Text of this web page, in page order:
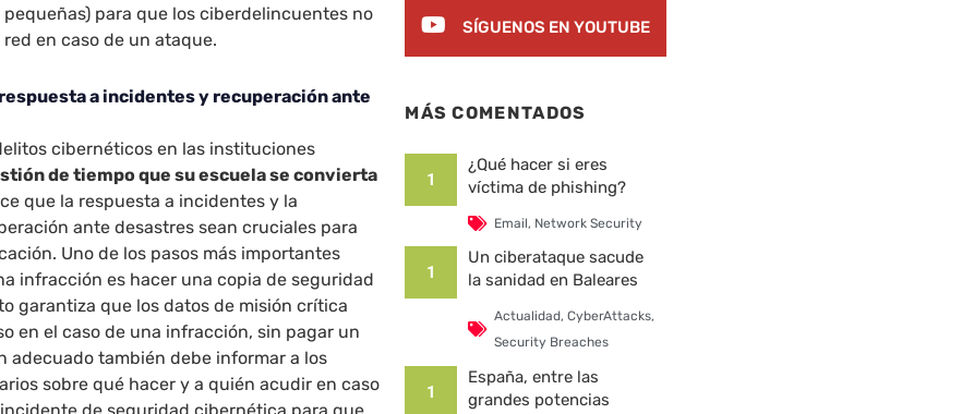
pequeñas) para que los ciberdelincuentes no
en caso de un ataque.
a incidentes y recuperación ante
cibernéticos en las instituciones
de tiempo que su escuela se convierta
que la respuesta a incidentes y la
ante desastres sean cruciales para
Uno de los pasos más importantes
infracción es hacer una copia de seguridad
garantiza que los datos de misión crítica
en el caso de una infracción, sin pagar un
adecuado también debe informar a los
sobre qué hacer y a quién acudir en caso
de seguridad cibernética para que
SÍGUENOS EN YOUTUBE
MÁS COMENTADOS
1
¿Qué hacer si eres
víctima de phishing?
Email, Network Security
1
Un ciberataque sacude
la sanidad en Baleares
Actualidad, CyberAttacks,
Security Breaches
1
España, entre las
grandes potencias